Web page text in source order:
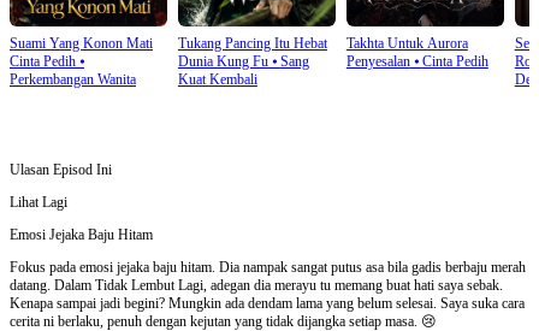
Suami Yang Konon Mati
Cinta Pedih ⦁
Perkembangan Wanita
Tukang Pancing Itu Hebat
Dunia Kung Fu⦁ Sang
Kuat Kembali
Takhta Untuk Aurora
Penyesalan⦁ Cinta Pedih
Ulasan Episod Ini
Lihat Lagi
Emosi Jejaka Baju Hitam
Fokus pada emosi jejaka baju hitam. Dia nampak sangat putus asa bila gadis berbaju merah
datang. Dalam Tidak Lembut Lagi, adegan dia merayu tu memang buat hati saya sebak.
Kenapa sampai jadi begini? Mungkin ada dendam lama yang belum selesai. Saya suka cara
cerita ni berlaku, penuh dengan kejutan yang tidak dijangka setiap masa. 😢